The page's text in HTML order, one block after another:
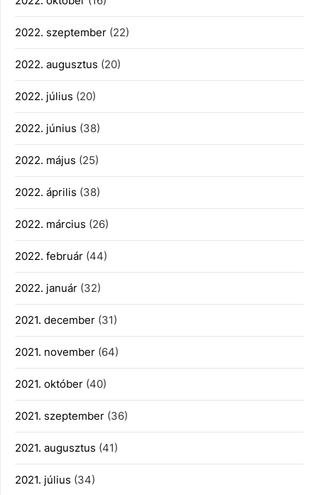
2022. szeptember (22)
2022. augusztus (20)
2022. július (20)
2022. június (38)
2022. május (25)
2022. április (38)
2022. március (26)
2022. február (44)
2022. január (32)
2021. december (31)
2021. november (64)
2021. október (40)
2021. szeptember (36)
2021. augusztus (41)
2021. július (34)